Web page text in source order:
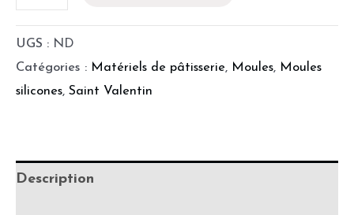
UGS : ND
Catégories : Matériels de pâtisserie, Moules, Moules
silicones, Saint Valentin
Description